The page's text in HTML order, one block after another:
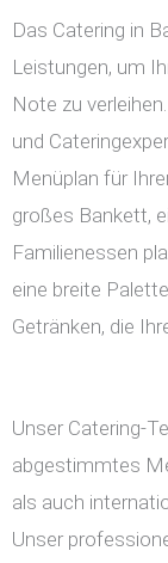
Das Catering in
Leistungen, um
Note zu
und
Menüplan für
großes Bankett,
Familienessen
eine breite
Getränken, die
Unser Catering-
abgestimmtes
als auch
Unser